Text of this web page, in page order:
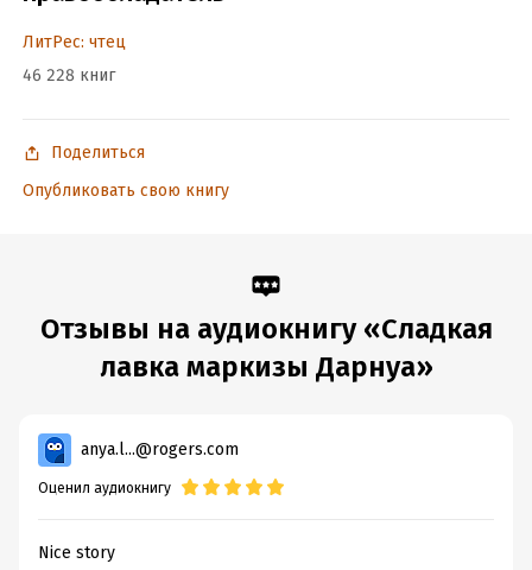
ЛитРес: чтец
46 228 книг
Поделиться
Опубликовать свою книгу
Отзывы на аудиокнигу «Сладкая
лавка маркизы Дарнуа»
anya.l...@rogers.com
Оценил аудиокнигу
Nice story